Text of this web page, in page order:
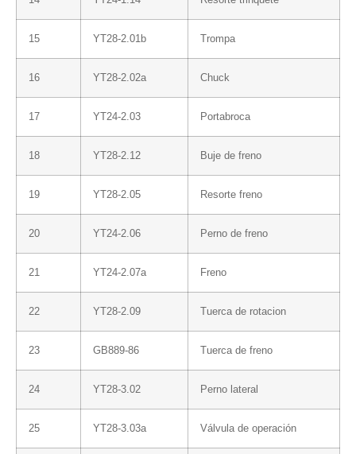
15 YT28-2.01b Trompa
16 YT28-2.02a Chuck
17 YT24-2.03 Portabroca
18 YT28-2.12 Buje de freno
19 YT28-2.05 Resorte freno
20 YT24-2.06 Perno de freno
21 YT24-2.07a Freno
22 YT28-2.09 Tuerca de rotacion
23 GB889-86 Tuerca de freno
24 YT28-3.02 Perno lateral
25 YT28-3.03a Válvula de operación